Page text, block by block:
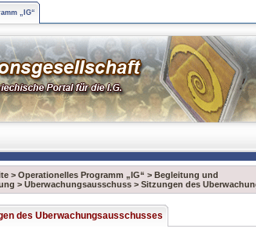
„IG“
> Operationelles Programm „IG“ > Begleitung und
> Uberwachungsausschuss > Sitzungen des
des Uberwachungsausschusses